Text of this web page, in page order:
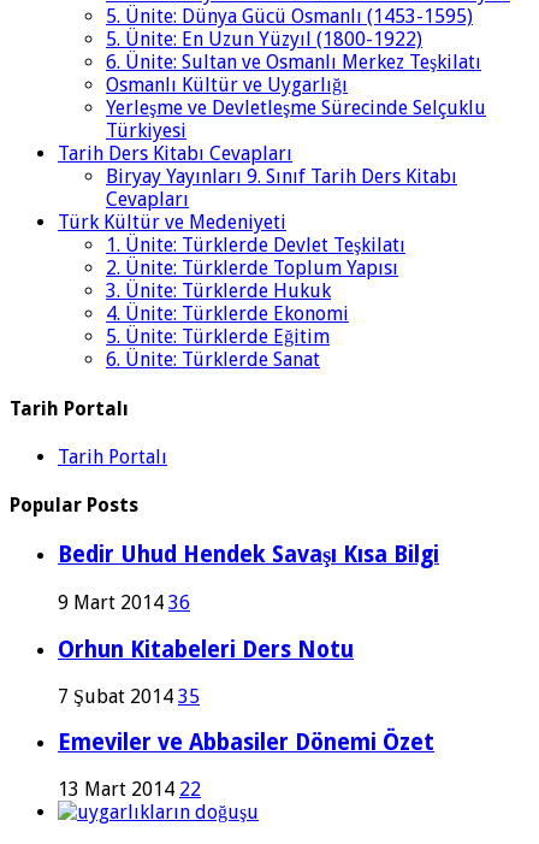
5. Ünite: Dünya Gücü Osmanlı (1453-1595)
5. Ünite: En Uzun Yüzyıl (1800-1922)
6. Ünite: Sultan ve Osmanlı Merkez Teşkilatı
Osmanlı Kültür ve Uygarlığı
Yerleşme ve Devletleşme Sürecinde Selçuklu
Türkiyesi
Tarih Ders Kitabı Cevapları
Biryay Yayınları 9. Sınıf Tarih Ders Kitabı
Cevapları
Türk Kültür ve Medeniyeti
1. Ünite: Türklerde Devlet Teşkilatı
2. Ünite: Türklerde Toplum Yapısı
3. Ünite: Türklerde Hukuk
4. Ünite: Türklerde Ekonomi
5. Ünite: Türklerde Eğitim
6. Ünite: Türklerde Sanat
Tarih Portalı
Tarih Portalı
Popular Posts
Bedir Uhud Hendek Savaşı Kısa Bilgi
9 Mart 2014 36
Orhun Kitabeleri Ders Notu
7 Şubat 2014 35
Emeviler ve Abbasiler Dönemi Özet
13 Mart 2014 22